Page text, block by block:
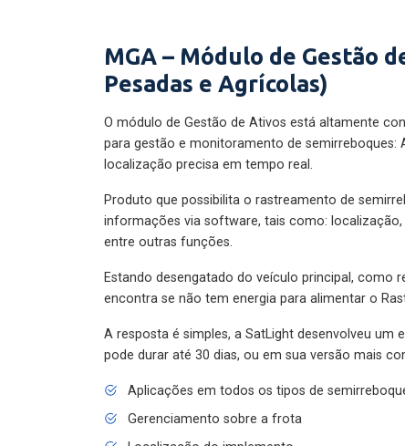
MGA – Módulo de Gestão
Pesadas e Agrícolas)
O módulo de Gestão de Ativos está altamente
para gestão e monitoramento de semirreboques:
localização precisa em tempo real.
Produto que possibilita o rastreamento de
informações via software, tais como: localização,
entre outras funções.
Estando desengatado do veículo principal, como
encontra se não tem energia para alimentar o
A resposta é simples, a SatLight desenvolveu um
pode durar até 30 dias, ou em sua versão mais
Aplicações em todos os tipos de
Gerenciamento sobre a frota
Localização do implemento